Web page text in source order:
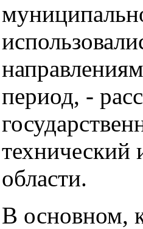
период, -
технический
области.
В основном,